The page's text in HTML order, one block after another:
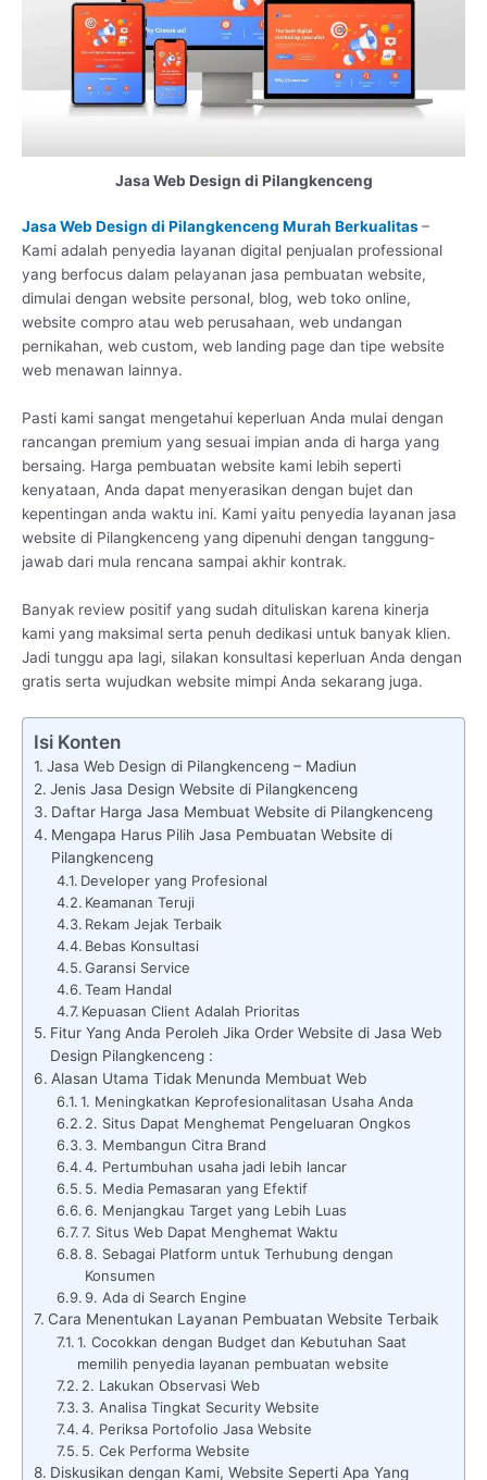
Jasa Web Design di Pilangkenceng
Jasa Web Design di Pilangkenceng Murah Berkualitas–
Kami adalah penyedia layanan digital penjualan professional
yang berfocus dalam pelayanan jasa pembuatan website,
dimulai dengan website personal, blog, web toko online,
website compro atau web perusahaan, web undangan
pernikahan, web custom, web landing page dan tipe website
web menawan lainnya.
Pasti kami sangat mengetahui keperluan Anda mulai dengan
rancangan premium yang sesuai impian anda di harga yang
bersaing. Harga pembuatan website kami lebih seperti
kenyataan, Anda dapat menyerasikan dengan bujet dan
kepentingan anda waktu ini. Kami yaitu penyedia layanan jasa
website di Pilangkenceng yang dipenuhi dengan tanggung-
jawab dari mula rencana sampai akhir kontrak.
Banyak review positif yang sudah dituliskan karena kinerja
kami yang maksimal serta penuh dedikasi untuk banyak klien.
Jadi tunggu apa lagi, silakan konsultasi keperluan Anda dengan
gratis serta wujudkan website mimpi Anda sekarang juga.
Isi Konten
Jasa Web Design di Pilangkenceng – Madiun
Jenis Jasa Design Website di Pilangkenceng
Daftar Harga Jasa Membuat Website di Pilangkenceng
Mengapa Harus Pilih Jasa Pembuatan Website di
Pilangkenceng
Developer yang Profesional
Keamanan Teruji
Rekam Jejak Terbaik
Bebas Konsultasi
Garansi Service
Team Handal
Kepuasan Client Adalah Prioritas
Fitur Yang Anda Peroleh Jika Order Website di Jasa Web
Design Pilangkenceng :
Alasan Utama Tidak Menunda Membuat Web
1. Meningkatkan Keprofesionalitasan Usaha Anda
2. Situs Dapat Menghemat Pengeluaran Ongkos
3. Membangun Citra Brand
4. Pertumbuhan usaha jadi lebih lancar
5. Media Pemasaran yang Efektif
6. Menjangkau Target yang Lebih Luas
7. Situs Web Dapat Menghemat Waktu
8. Sebagai Platform untuk Terhubung dengan
Konsumen
9. Ada di Search Engine
Cara Menentukan Layanan Pembuatan Website Terbaik
1. Cocokkan dengan Budget dan Kebutuhan Saat
memilih penyedia layanan pembuatan website
2. Lakukan Observasi Web
3. Analisa Tingkat Security Website
4. Periksa Portofolio Jasa Website
5. Cek Performa Website
Diskusikan dengan Kami, Website Seperti Apa Yang